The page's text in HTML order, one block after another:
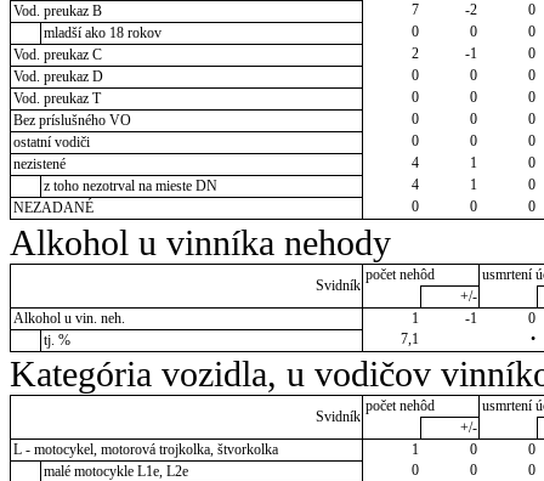
Vod. preukaz B
7 -2
0
mladší ako 18 rokov
0 0
0
Vod. preukaz C
2 -1
0
Vod. preukaz D
0 0
0
Vod. preukaz T
0 0
0
Bez príslušného VO
0 0
0
ostatní vodiči
0 0
0
nezistené
4 1
0
z toho nezotrval na mieste DN
4 1
0
NEZADANÉ
0 0 0
Alkohol u vinníka nehody
Svidník
počet nehôd
usmrtení
+/-
Alkohol u vin. neh.
1 -1
0
tj. %
7,1 •
Kategória vozidla, u vodičov
Svidník
počet nehôd
usmrtení
+/-
L - motocykel, motorová trojkolka, štvorkolka
1 0
0
malé motocykle L1e, L2e
0 0
0